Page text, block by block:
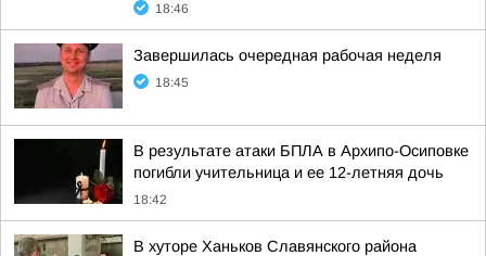
18:46
Завершилась очередная рабочая неделя
18:45
В результате атаки БПЛА в Архипо-Осиповке
погибли учительница и ее 12-летняя дочь
18:42
В хуторе Ханьков Славянского района